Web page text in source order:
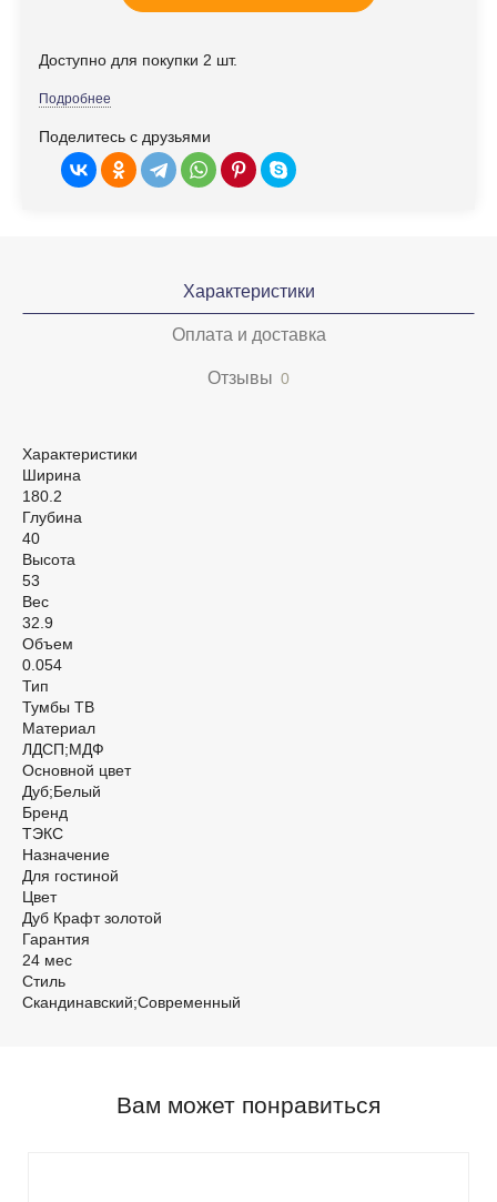
Доступно для покупки 2 шт.
Подробнее
Поделитесь с друзьями
Характеристики
Оплата и доставка
Отзывы 0
Характеристики
Ширина
180.2
Глубина
40
Высота
53
Вес
32.9
Объем
0.054
Тип
Тумбы ТВ
Материал
ЛДСП;МДФ
Основной цвет
Дуб;Белый
Бренд
ТЭКС
Назначение
Для гостиной
Цвет
Дуб Крафт золотой
Гарантия
24 мес
Стиль
Скандинавский;Современный
Вам может понравиться